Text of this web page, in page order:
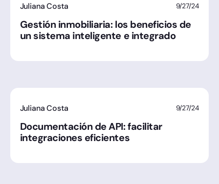
Juliana Costa 9/27/24
Gestión inmobiliaria: los beneficios de
un sistema inteligente e integrado
Juliana Costa 9/27/24
Documentación de API: facilitar
integraciones eficientes